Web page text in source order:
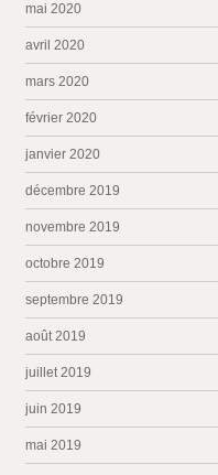
mai 2020
avril 2020
mars 2020
février 2020
janvier 2020
décembre 2019
novembre 2019
octobre 2019
septembre 2019
août 2019
juillet 2019
juin 2019
mai 2019